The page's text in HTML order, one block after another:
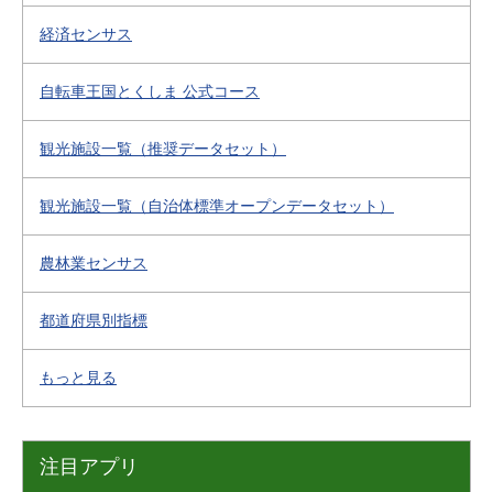
経済センサス
自転車王国とくしま 公式コース
観光施設一覧（推奨データセット）
観光施設一覧（自治体標準オープンデータセット）
農林業センサス
都道府県別指標
もっと見る
注目アプリ